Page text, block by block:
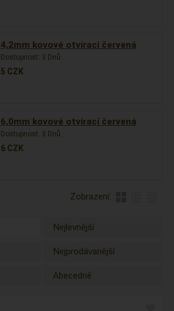
4,2mm kovové otvírací červená
Dostupnost: 3 Dnů
5 CZK
6,0mm kovové otvírací červená
Dostupnost: 3 Dnů
6 CZK
Zobrazení:
Nejlevnější
Nejprodávanější
Abecedně